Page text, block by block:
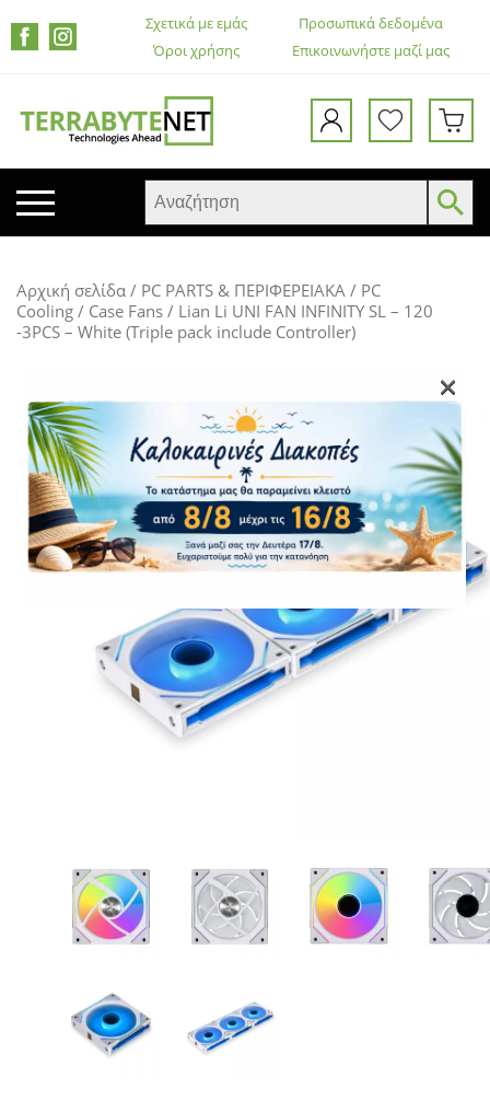
Σχετικά με εμάς
Επικοινωνήστε μαζί μας
Προσωπικά δεδομένα
Όροι χρήσης
TABLETS
HEADSETS & ΗΧΕΊΑ
ΕΚΤΥΠΩΤΈΣ – ΠΟΛΥΜΗΧΑΝΉΜΑΤΑ
WEB CAMERA
ΚΟΥΤΙΆ ΥΠΟΛΟΓΙΣΤΏΝ
CASE FANS
LIQUID COOLERS
ACCESSORIES
ΟΙΚΙΑΚΕΣ ΣΥΣΚΕΥΕΣ
Αρχική σελίδα / PC PARTS & ΠΕΡΙΦΕΡΕΙΑΚΑ / PC
Cooling / Case Fans / Lian Li UNI FAN INFINITY SL – 120
-3PCS – White (Triple pack include Controller)
×